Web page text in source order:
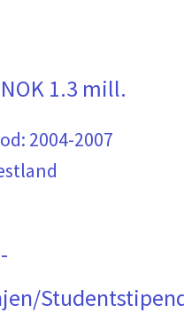
NOK 1.3 mill.
2004-2007